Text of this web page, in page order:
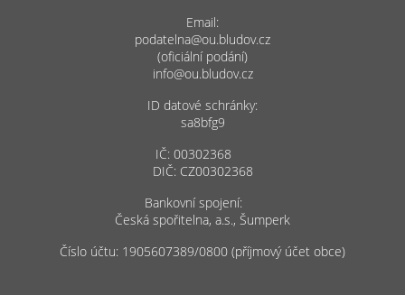
Email:
podatelna@ou.bludov.cz
(oficiální podání)
info@ou.bludov.cz
ID datové schránky:
sa8bfg9
IČ: 00302368
DIČ: CZ00302368
Bankovní spojení:
Česká spořitelna, a.s., Šumperk
Číslo účtu: 1905607389/0800 (příjmový účet obce)